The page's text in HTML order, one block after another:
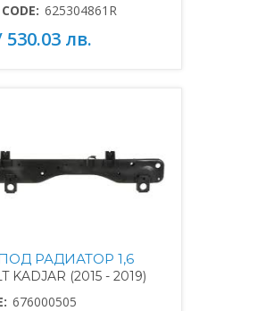
625304861R
530.03 лв.
РАДИАТОР 1,6
KADJAR (2015 - 2019)
676000505